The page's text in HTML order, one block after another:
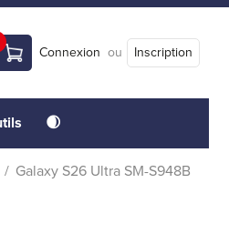
Connexion ou Inscription
🌒
Galaxy S26 Ultra SM-S948B